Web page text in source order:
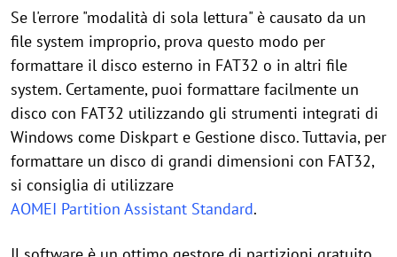
Se l'errore "modalità di sola lettura" è causato da un
file system improprio, prova questo modo per
formattare il disco esterno in FAT32 o in altri file
system. Certamente, puoi formattare facilmente un
disco con FAT32 utilizzando gli strumenti integrati di
Windows come Diskpart e Gestione disco. Tuttavia, per
formattare un disco di grandi dimensioni con FAT32,
si consiglia di utilizzare
AOMEI Partition Assistant Standard.